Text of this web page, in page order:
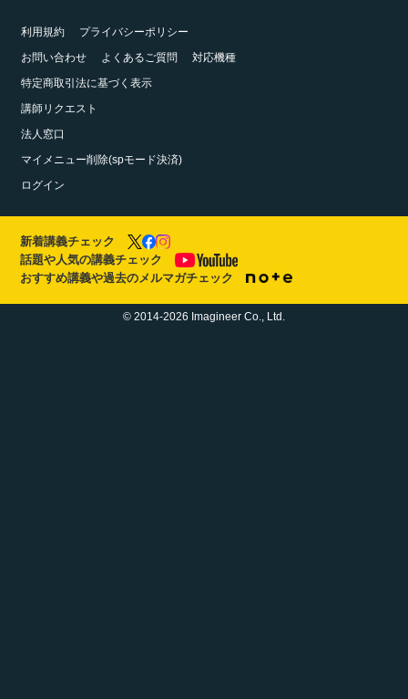
利用規約
プライバシーポリシー
お問い合わせ
よくあるご質問
対応機種
特定商取引法に基づく表示
講師リクエスト
法人窓口
マイメニュー削除(spモード決済)
ログイン
新着講義チェック
話題や人気の講義チェック
おすすめ講義や過去のメルマガチェック
© 2014-2026 Imagineer Co., Ltd.